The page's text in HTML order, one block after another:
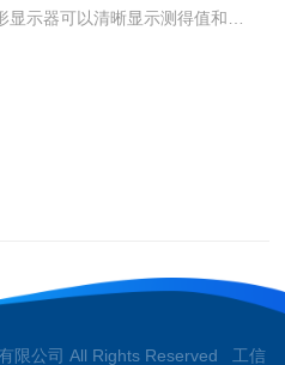
示器可以清晰显示测得值和其
别和在线调整为基础，可以实
限公司 All Rights Reserved 工信